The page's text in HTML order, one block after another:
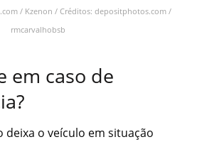
/ Kzenon / Créditos: depositphotos.com /
rmcarvalhobsb
em caso de
deixa o veículo em situação